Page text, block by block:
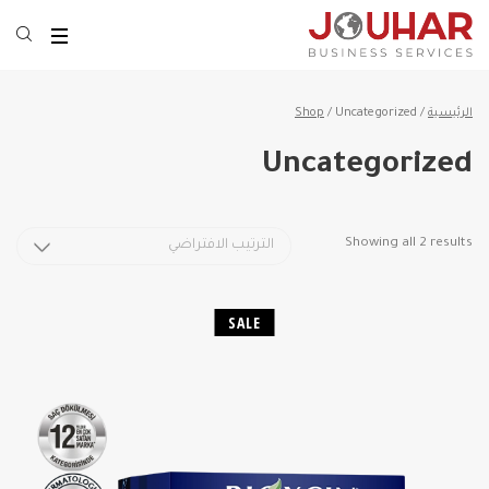
الرئيسية /
Shop / Uncategorized
Uncategorized
Showing all 2 results
SALE